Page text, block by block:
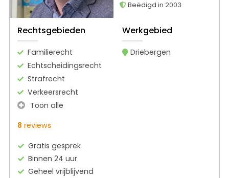
Beëdigd in 2003
Rechtsgebieden
Familierecht
Echtscheidingsrecht
Strafrecht
Verkeersrecht
Toon alle
Werkgebied
Driebergen
8 reviews
Gratis gesprek
Binnen 24 uur
Geheel vrijblijvend